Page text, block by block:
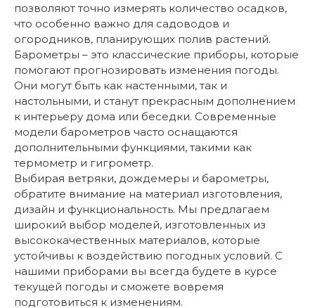
позволяют точно измерять количество осадков,
что особенно важно для садоводов и
огородников, планирующих полив растений.
Барометры – это классические приборы, которые
помогают прогнозировать изменения погоды.
Они могут быть как настенными, так и
настольными, и станут прекрасным дополнением
к интерьеру дома или беседки. Современные
модели барометров часто оснащаются
дополнительными функциями, такими как
термометр и гигрометр.
Выбирая ветряки, дождемеры и барометры,
обратите внимание на материал изготовления,
дизайн и функциональность. Мы предлагаем
широкий выбор моделей, изготовленных из
высококачественных материалов, которые
устойчивы к воздействию погодных условий. С
нашими приборами вы всегда будете в курсе
текущей погоды и сможете вовремя
подготовиться к изменениям.